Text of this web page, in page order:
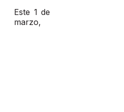
Este 1 de
marzo,